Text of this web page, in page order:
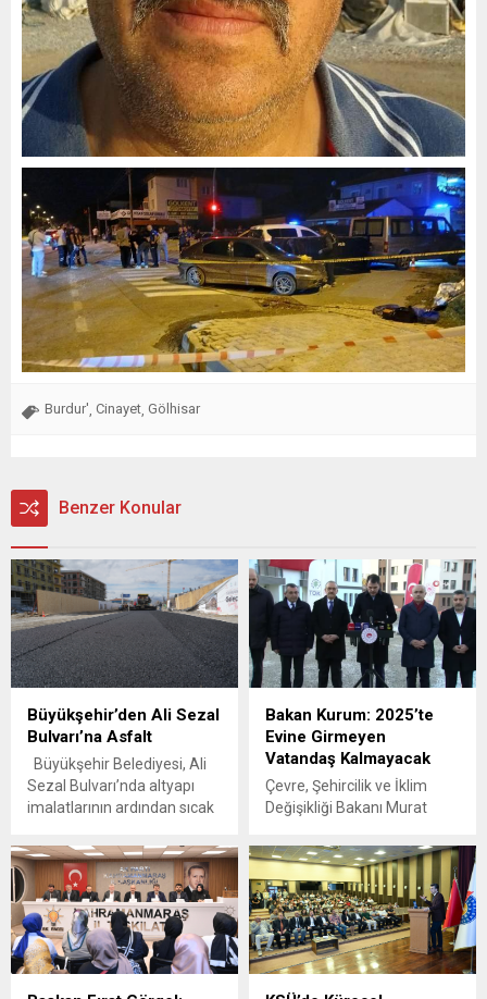
Burdur', Cinayet, Gölhisar
Benzer Konular
Büyükşehir’den Ali Sezal
Bulvarı’na Asfalt
Büyükşehir Belediyesi, Ali
Sezal Bulvarı’nda altyapı
imalatlarının ardından sıcak
Kahramanmaraş
Büyükşehir Belediyesi,
vatandaşların daha güvenli,
konforlu ve hızlı seyahat
etmelerini sağlamak
amacıyla ulaşım yatırımlarını
Bakan Kurum: 2025’te
Evine Girmeyen
Vatandaş Kalmayacak
Çevre, Şehircilik ve İklim
Değişikliği Bakanı Murat
ülke genelinde konut yapım
sürecinin hızla devam
ettiğini belirterek, 2025
yılının sonunda evine
girmeyen tek bir vatandaş
bırakmayacaklarını